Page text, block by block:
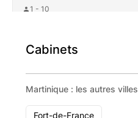
Cabinets
Martinique : les autres villes
Fort-de-France
1 - 10